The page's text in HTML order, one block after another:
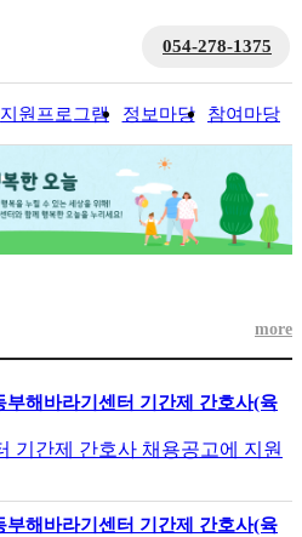
054-278-1375
지원프로그램 정보마당
참여마당
more
부해바라기센터 기간제 간호사(육
기간제 간호사 채용공고에 지원
부해바라기센터 기간제 간호사(육